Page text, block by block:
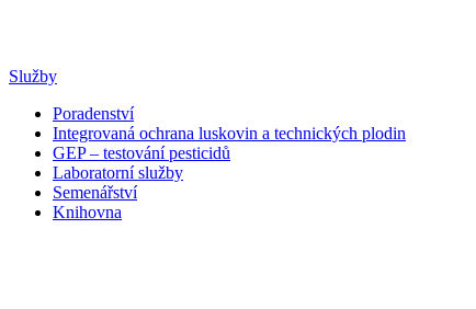
Služby
Poradenství
Integrovaná ochrana luskovin a technických plodin
GEP – testování pesticidů
Laboratorní služby
Semenářství
Knihovna